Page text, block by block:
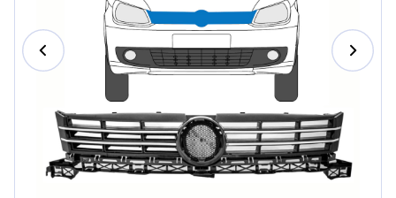
Lietuvių
Hrvatski
Slovenian
Latvian